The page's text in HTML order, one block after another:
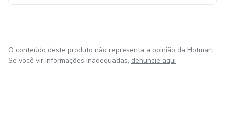
O conteúdo deste produto não representa a opinião da Hotmart.
Se você vir informações inadequadas, denuncie aqui